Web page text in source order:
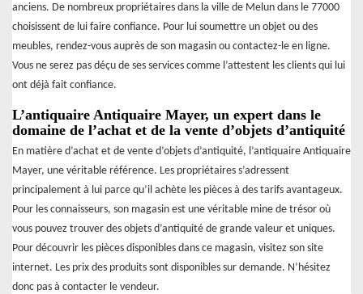
anciens. De nombreux propriétaires dans la ville de Melun dans le 77000
choisissent de lui faire confiance. Pour lui soumettre un objet ou des
meubles, rendez-vous auprès de son magasin ou contactez-le en ligne.
Vous ne serez pas déçu de ses services comme l’attestent les clients qui lui
ont déjà fait confiance.
L’antiquaire Antiquaire Mayer, un expert dans le
domaine de l’achat et de la vente d’objets d’antiquité
En matière d’achat et de vente d’objets d’antiquité, l’antiquaire Antiquaire
Mayer, une véritable référence. Les propriétaires s’adressent
principalement à lui parce qu’il achète les pièces à des tarifs avantageux.
Pour les connaisseurs, son magasin est une véritable mine de trésor où
vous pouvez trouver des objets d’antiquité de grande valeur et uniques.
Pour découvrir les pièces disponibles dans ce magasin, visitez son site
internet. Les prix des produits sont disponibles sur demande. N’hésitez
donc pas à contacter le vendeur.